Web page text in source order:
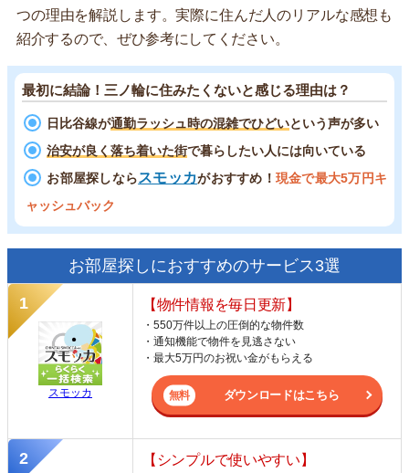
つの理由を解説します。実際に住んだ人のリアルな感想も
紹介するので、ぜひ参考にしてください。
最初に結論！三ノ輪に住みたくないと感じる理由は？
日比谷線が通勤ラッシュ時の混雑でひどいという声が多い
治安が良く落ち着いた街で暮らしたい人には向いている
お部屋探しならスモッカがおすすめ！ 現金で最大5万円キ
ャッシュバック
お部屋探しにおすすめのサービス3選
スモッカ
【物件情報を毎日更新】
・550万件以上の圧倒的な物件数
・通知機能で物件を見逃さない
・最大5万円のお祝い金がもらえる
ダウンロードはこちら
【シンプルで使いやすい】